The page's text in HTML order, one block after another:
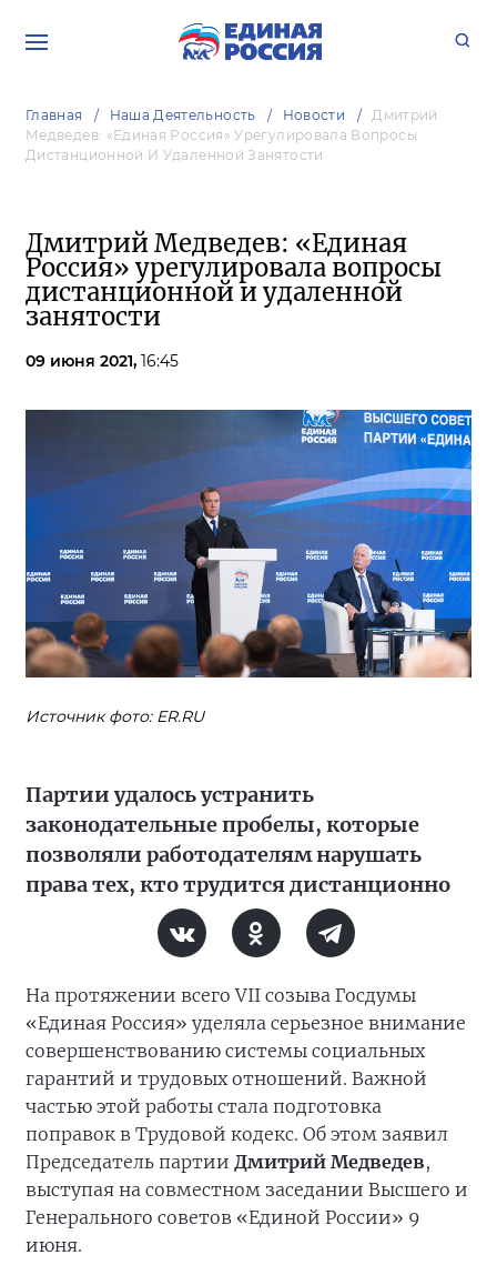
Главная Наша Деятельность Новости
Дмитрий
Медведев: «Единая Россия» Урегулировала Вопросы
Дистанционной И Удаленной Занятости
Дмитрий Медведев: «Единая
Россия» урегулировала вопросы
дистанционной и удаленной
занятости
09 июня 2021, 16:45
Источник фото: ER.RU
Партии удалось устранить
законодательные пробелы, которые
позволяли работодателям нарушать
права тех, кто трудится дистанционно
На протяжении всего VII созыва Госдумы
«Единая Россия» уделяла серьезное внимание
совершенствованию системы социальных
гарантий и трудовых отношений. Важной
частью этой работы стала подготовка
поправок в Трудовой кодекс. Об этом заявил
Председатель партии Дмитрий Медведев,
выступая на совместном заседании Высшего и
Генерального советов «Единой России» 9
июня.